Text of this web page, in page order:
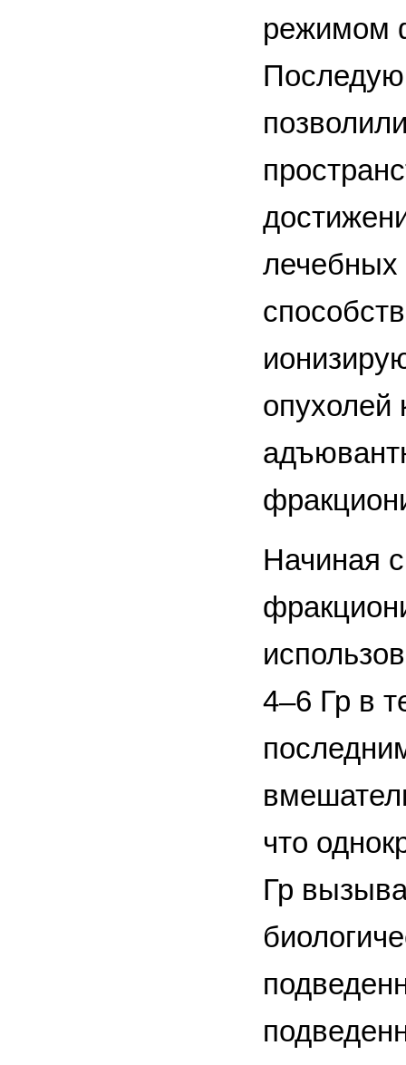
режимом
лечебных
опухолей
Начиная
4–6 Гр в
что
Гр